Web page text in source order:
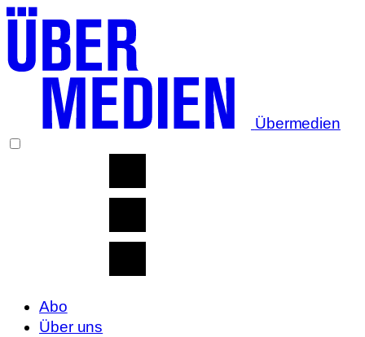
Übermedien
Abo
Über uns